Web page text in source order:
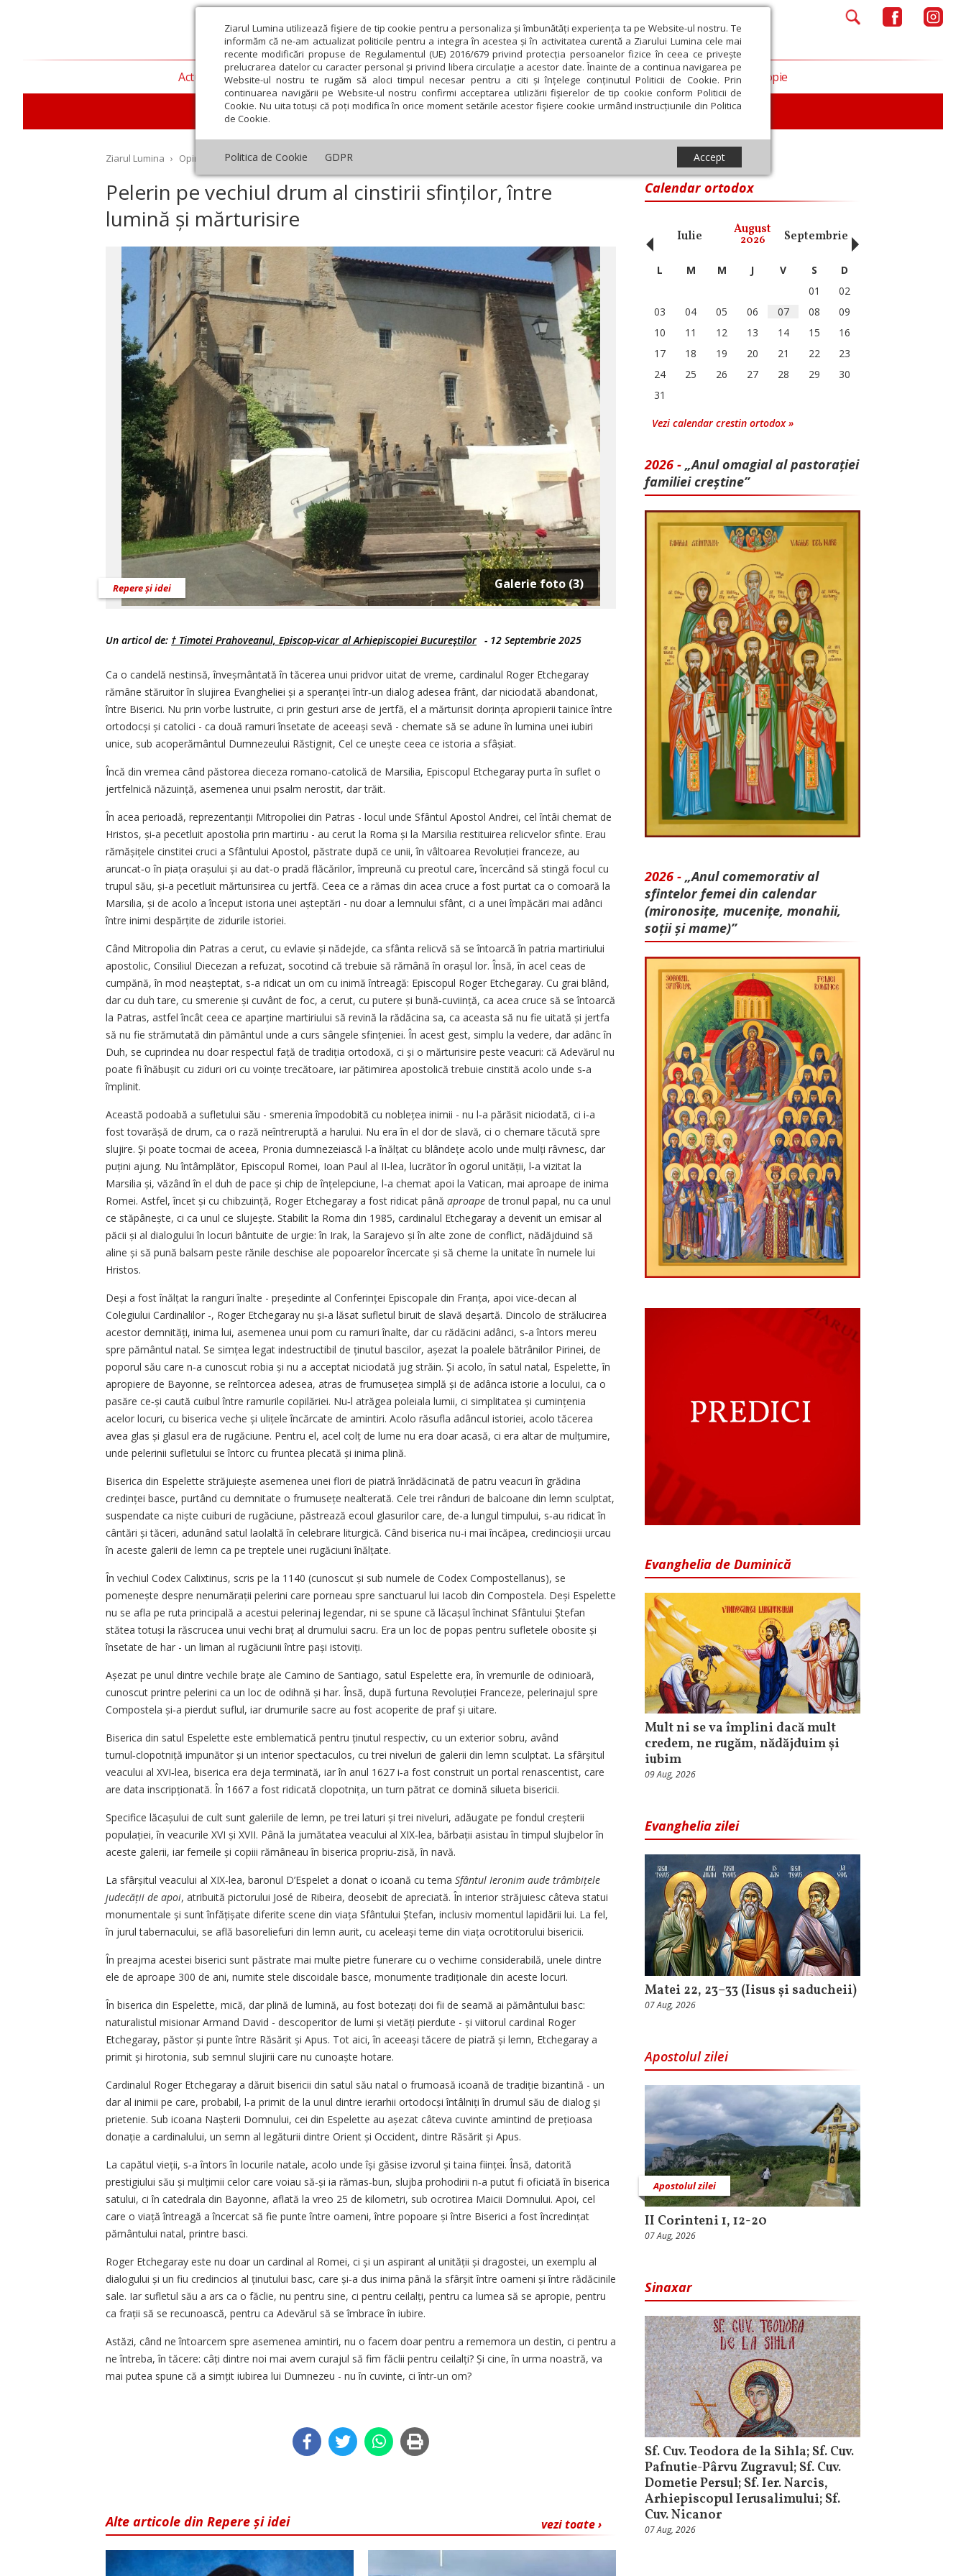
Ziarul Lumina utilizează fişiere de tip cookie pentru a personaliza și îmbunătăți experiența ta pe Website-ul nostru. Te
informăm că ne-am actualizat politicile pentru a integra în acestea și în activitatea curentă a Ziarului Lumina cele mai
recente modificări propuse de Regulamentul (UE) 2016/679 privind protecția persoanelor fizice în ceea ce privește
prelucrarea datelor cu caracter personal și privind libera circulație a acestor date. Înainte de a continua navigarea pe
Website-ul nostru te rugăm să aloci timpul necesar pentru a citi și înțelege conținutul Politicii de Cookie. Prin
continuarea navigării pe Website-ul nostru confirmi acceptarea utilizării fişierelor de tip cookie conform Politicii de
Cookie. Nu uita totuși că poți modifica în orice moment setările acestor fişiere cookie urmând instrucțiunile din Politica
de Cookie.
Politica de Cookie GDPR Accept
Actualitate religioasă Teologie și spiritualitate Educaţie și Cultură Societate Opinii
Editorial Repere și idei Pilda zilei
Filantropie
Ziarul Lumina › Opinii Repere și idei › Pelerin pe vechiul drum al cinstirii sfinților, între lumină și mărturisire
Pelerin pe vechiul drum al cinstirii sfinților, între
lumină și mărturisire
Galerie foto (3)
Repere și idei
Un articol de: † Timotei Prahoveanul, Episcop-vicar al Arhiepiscopiei Bucureştilor - 12 Septembrie 2025
Ca o candelă nestinsă, înveșmântată în tăcerea unui pridvor uitat de vreme, cardinalul Roger Etchegaray
rămâne stăruitor în slujirea Evangheliei și a speranței într‑un dialog adesea frânt, dar niciodată abandonat,
între Biserici. Nu prin vorbe lustruite, ci prin gesturi arse de jertfă, el a mărturisit dorința apropierii tainice între
ortodocși și catolici - ca două ramuri însetate de aceeași sevă - chemate să se adune în lumina unei iubiri
unice, sub acoperământul Dumnezeului Răstignit, Cel ce unește ceea ce istoria a sfâșiat.
Încă din vremea când păstorea dieceza romano‑catolică de Marsilia, Episcopul Etchegaray purta în suflet o
jertfelnică năzuință, asemenea unui psalm nerostit, dar trăit.
În acea perioadă, reprezentanții Mitropoliei din Patras - locul unde Sfântul Apostol Andrei, cel întâi chemat de
Hristos, și‑a pecetluit apostolia prin martiriu - au cerut la Roma și la Marsilia restituirea relicvelor sfinte. Erau
rămășițele cinstitei cruci a Sfântului Apostol, păstrate după ce unii, în vâltoarea Revoluției franceze, au
aruncat‑o în piața orașului și au dat‑o pradă flăcărilor, împreună cu preotul care, încercând să stingă focul cu
trupul său, și‑a pecetluit mărturisirea cu jertfă. Ceea ce a rămas din acea cruce a fost purtat ca o comoară la
Marsilia, și de acolo a început istoria unei așteptări - nu doar a lemnului sfânt, ci a unei împăcări mai adânci
între inimi despărțite de zidurile istoriei.
Când Mitropolia din Patras a cerut, cu evlavie și nădejde, ca sfânta relicvă să se întoarcă în patria martiriului
apostolic, Consiliul Diecezan a refuzat, socotind că trebuie să rămână în orașul lor. Însă, în acel ceas de
cumpănă, în mod neașteptat, s‑a ridicat un om cu inimă întreagă: Episcopul Roger Etchegaray. Cu grai blând,
dar cu duh tare, cu smerenie și cuvânt de foc, a cerut, cu putere și bună‑cuviință, ca acea cruce să se întoarcă
la Patras, astfel încât ceea ce aparține martiriului să revină la rădăcina sa, ca aceasta să nu fie uitată și jertfa
să nu fie strămutată din pământul unde a curs sângele sfințeniei. În acest gest, simplu la vedere, dar adânc în
Duh, se cuprindea nu doar respectul față de tradiția ortodoxă, ci și o mărturisire peste veacuri: că Adevărul nu
poate fi înăbușit cu ziduri ori cu voințe trecătoare, iar pătimirea apostolică trebuie cinstită acolo unde s‑a
împlinit.
Această podoabă a sufletului său - smerenia împodobită cu noblețea inimii - nu l‑a părăsit niciodată, ci i‑a
fost tovarășă de drum, ca o rază neîntreruptă a harului. Nu era în el dor de slavă, ci o chemare tăcută spre
slujire. Și poate tocmai de aceea, Pronia dumnezeiască l‑a înălțat cu blândețe acolo unde mulți râvnesc, dar
puțini ajung. Nu întâmplător, Episcopul Romei, Ioan Paul al II‑lea, lucrător în ogorul unității, l‑a vizitat la
Marsilia și, văzând în el duh de pace și chip de înțelepciune, l‑a chemat apoi la Vatican, mai aproape de inima
Romei. Astfel, încet și cu chibzuință, Roger Etchegaray a fost ridicat până aproape de tronul papal, nu ca unul
ce stăpânește, ci ca unul ce slujește. Stabilit la Roma din 1985, cardinalul Etchegaray a devenit un emisar al
păcii și al dialogului în locuri bântuite de urgie: în Irak, la Sarajevo și în alte zone de conflict, nădăjduind să
aline și să pună balsam peste rănile deschise ale popoarelor încercate și să cheme la unitate în numele lui
Hristos.
Deși a fost înălțat la ranguri înalte - președinte al Conferinței Episcopale din Franța, apoi vice‑decan al
Colegiului Cardinalilor -, Roger Etchegaray nu și‑a lăsat sufletul biruit de slavă deșartă. Dincolo de strălucirea
acestor demnități, inima lui, asemenea unui pom cu ramuri înalte, dar cu rădăcini adânci, s‑a întors mereu
spre pământul natal. Se simțea legat indestructibil de ținutul bascilor, așezat la poalele bătrânilor Pirinei, de
poporul său care n‑a cunoscut robia și nu a acceptat niciodată jug străin. Și acolo, în satul natal, Espelette, în
apropiere de Bayonne, se reîntorcea adesea, atras de frumusețea simplă și de adânca istorie a locului, ca o
pasăre ce‑și caută cuibul între ramurile copilăriei. Nu‑l atrăgea poleiala lumii, ci simplitatea și cumințenia
acelor locuri, cu biserica veche și ulițele încărcate de amintiri. Acolo răsufla adâncul istoriei, acolo tăcerea
avea glas și glasul era de rugăciune. Pentru el, acel colț de lume nu era doar acasă, ci era altar de mulțumire,
unde pelerinii sufletului se întorc cu fruntea plecată și inima plină.
Biserica din Espelette străjuiește asemenea unei flori de piatră înrădăcinată de patru veacuri în grădina
credinței basce, purtând cu demnitate o frumusețe nealterată. Cele trei rânduri de balcoane din lemn sculptat,
suspendate ca niște cuiburi de rugăciune, păstrează ecoul glasurilor care, de‑a lungul timpului, s‑au ridicat în
cântări și tăceri, adunând satul laolaltă în celebrare liturgică. Când biserica nu‑i mai încăpea, credincioșii urcau
în aceste galerii de lemn ca pe treptele unei rugăciuni înălțate.
În vechiul Codex Calixtinus, scris pe la 1140 (cunoscut și sub numele de Codex Compostellanus), se
pomenește despre nenumărații pelerini care porneau spre sanctuarul lui Iacob din Compostela. Deși Espelette
nu se afla pe ruta principală a acestui pelerinaj legendar, ni se spune că lăcașul închinat Sfântului Ștefan
stătea totuși la răscrucea unui vechi braț al drumului sacru. Era un loc de popas pentru sufletele obosite și
însetate de har - un liman al rugăciunii între pași istoviți.
Așezat pe unul dintre vechile brațe ale Camino de Santiago, satul Espelette era, în vremurile de odinioară,
cunoscut printre pelerini ca un loc de odihnă și har. Însă, după furtuna Revoluției Franceze, pelerinajul spre
Compostela și‑a pierdut suflul, iar drumurile sacre au fost acoperite de praf și uitare.
Biserica din satul Espelette este emblematică pentru ținutul respectiv, cu un exterior sobru, având
turnul‑clopotniță impunător și un interior spectaculos, cu trei niveluri de galerii din lemn sculptat. La sfârșitul
veacului al XVI‑lea, biserica era deja terminată, iar în anul 1627 i‑a fost construit un portal renascentist, care
are data inscripționată. În 1667 a fost ridicată clopotnița, un turn pătrat ce domină silueta bisericii.
Specifice lăcașului de cult sunt galeriile de lemn, pe trei laturi și trei niveluri, adăugate pe fondul creșterii
populației, în veacurile XVI și XVII. Până la jumătatea veacului al XIX‑lea, bărbații asistau în timpul slujbelor în
aceste galerii, iar femeile și copiii rămâneau în biserica propriu‑zisă, în navă.
La sfârșitul veacului al XIX‑lea, baronul D’Espelet a donat o icoană cu tema Sfântul Ieronim aude trâmbițele
judecății de apoi, atribuită pictorului José de Ribeira, deosebit de apreciată. În interior străjuiesc câteva statui
monumentale și sunt înfățișate diferite scene din viața Sfântului Ștefan, inclusiv momentul lapidării lui. La fel,
în jurul tabernacului, se află basoreliefuri din lemn aurit, cu aceleași teme din viața ocrotitorului bisericii.
În preajma acestei biserici sunt păstrate mai multe pietre funerare cu o vechime considerabilă, unele dintre
ele de aproape 300 de ani, numite stele discoidale basce, monumente tradiționale din aceste locuri.
În biserica din Espelette, mică, dar plină de lumină, au fost botezați doi fii de seamă ai pământului basc:
naturalistul misionar Armand David - descoperitor de lumi și vietăți pierdute - și viitorul cardinal Roger
Etchegaray, păstor și punte între Răsărit și Apus. Tot aici, în aceeași tăcere de piatră și lemn, Etchegaray a
primit și hirotonia, sub semnul slujirii care nu cunoaște hotare.
Cardinalul Roger Etchegaray a dăruit bisericii din satul său natal o frumoasă icoană de tradiție bizantină - un
dar al inimii pe care, probabil, l‑a primit de la unul dintre ierarhii ortodocși întâlniți în drumul său de dialog și
prietenie. Sub icoana Nașterii Domnului, cei din Espelette au așezat câteva cuvinte amintind de prețioasa
donație a cardinalului, un semn al legăturii dintre Orient și Occident, dintre Răsărit și Apus.
La capătul vieții, s‑a întors în locurile natale, acolo unde își găsise izvorul și taina ființei. Însă, datorită
prestigiului său și mulțimii celor care voiau să‑și ia rămas‑bun, slujba prohodirii n‑a putut fi oficiată în biserica
satului, ci în catedrala din Bayonne, aflată la vreo 25 de kilometri, sub ocrotirea Maicii Domnului. Apoi, cel
care o viață întreagă a încercat să fie punte între oameni, între popoare și între Biserici a fost încredințat
pământului natal, printre basci.
Roger Etchegaray este nu doar un cardinal al Romei, ci și un aspirant al unității și dragostei, un exemplu al
dialogului și un fiu credincios al ținutului basc, care și‑a dus inima până la sfârșit între oameni și între rădăcinile
sale. Iar sufletul său a ars ca o făclie, nu pentru sine, ci pentru ceilalți, pentru ca lumea să se apropie, pentru
ca frații să se recunoască, pentru ca Adevărul să se îmbrace în iubire.
Astăzi, când ne întoarcem spre asemenea amintiri, nu o facem doar pentru a rememora un destin, ci pentru a
ne întreba, în tăcere: câți dintre noi mai avem curajul să fim făclii pentru ceilalți? Și cine, în urma noastră, va
mai putea spune că a simțit iubirea lui Dumnezeu - nu în cuvinte, ci într‑un om?
vezi toate ›
Alte articole din Repere și idei
Calendar ortodox
Noiembrie Iulie August
2026 Septembrie Octombrie
‹ L M M J V S
D
01
02
03
04 05 06 07 08
09
10
11 12 13 14 15
16
17
18 19 20 21 22
23
24
25 26 27 28 29
30
31
Vezi calendar crestin ortodox »
2026 - „Anul omagial al pastorației
familiei creștine”
2026 - „Anul comemorativ al
sfintelor femei din calendar
(mironosițe, mu­cenițe, monahii,
soții și mame)”
Evanghelia de Duminică
Mult ni se va împlini dacă mult
credem, ne rugăm, nădăjduim și
iubim
09 Aug, 2026
Evanghelia zilei
Matei 22, 23–33 (Iisus și saducheii)
07 Aug, 2026
Apostolul zilei
Apostolul zilei
II Corinteni 1, 12-20
07 Aug, 2026
Sinaxar
Sf. Cuv. Teodora de la Sihla; Sf. Cuv.
Pafnutie-Pârvu Zugravul; Sf. Cuv.
Dometie Persul; Sf. Ier. Narcis,
Arhiepiscopul Ierusalimului; Sf.
Cuv. Nicanor
07 Aug, 2026